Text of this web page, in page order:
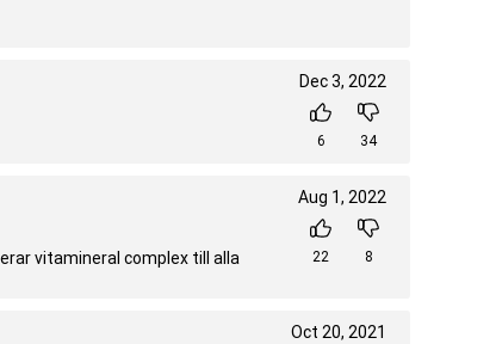
Dec 3, 2022
6 34
vitamineral complex till alla
Aug 1, 2022
22 8
Oct 20, 2021